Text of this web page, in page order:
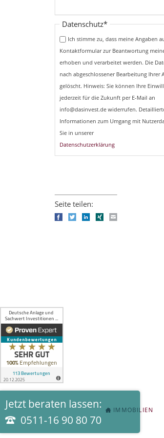
Jetzt beraten lassen:
0511-16 90 80 70
Pflichtfeld
Datenschutz*
Ich stimme zu, dass meine Angaben
Kontaktformular zur Beantwortung
erhoben und verarbeitet werden. Die
nach abgeschlossener Bearbeitung Ihrer
gelöscht. Hinweis: Sie können Ihre
jederzeit für die Zukunft per E-Mail an
info@dasinvest.de widerrufen.
Informationen zum Umgang mit
Sie in unserer
Datenschutzerklärung
Seite teilen:
FacebookTwitterLinkedIn
Xing
NAVIGATION
ÜBERSPRINGEN
IMMOBILIEN